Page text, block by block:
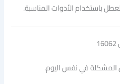
باستخدام الأدوات المناسبة.
حل المشكلة في نفس اليوم.